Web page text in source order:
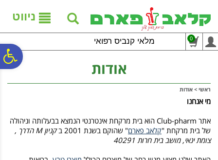
נגישות
אתר
המרכזי
ניווט
מלאי קנביס רפואי 0
אודות
ראשי > אודות
מי אנחנו
אתר Club-pharm הוא בית מרקחת אינטרנטי הנמצא בבעלותה וניהולה
של בית מרקחת "קלאב פארם" שהוקם בשנת 2001 ב קניוןM הדרך ,
צומת ינאי, מושב בית חרות 40291